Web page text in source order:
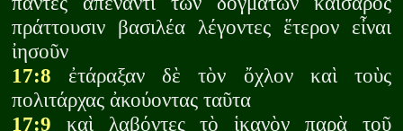
πράττουσιν βασιλέα λέγοντες ἕτερον εἶναι
ἰησοῦν
17:8 ἐτάραξαν δὲ τὸν ὄχλον καὶ τοὺς
πολιτάρχας ἀκούοντας ταῦτα
17:9 καὶ λαβόντες τὸ ἱκανὸν παρὰ τοῦ